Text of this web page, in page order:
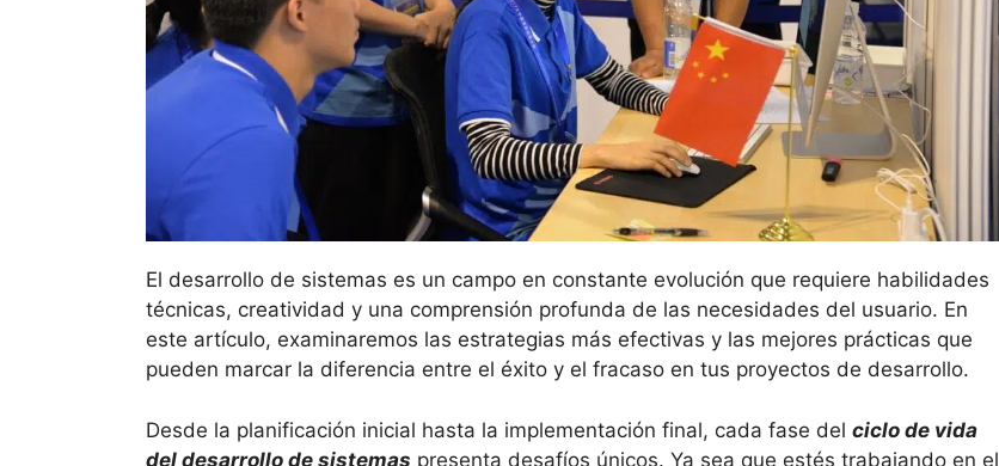
El desarrollo de sistemas es un campo en constante evolución que requiere habilidades
técnicas, creatividad y una comprensión profunda de las necesidades del usuario. En
este artículo, examinaremos las estrategias más efectivas y las mejores prácticas que
pueden marcar la diferencia entre el éxito y el fracaso en tus proyectos de desarrollo.
Desde la planificación inicial hasta la implementación final, cada fase del ciclo de vida
del desarrollo de sistemas presenta desafíos únicos. Ya sea que estés trabajando en el